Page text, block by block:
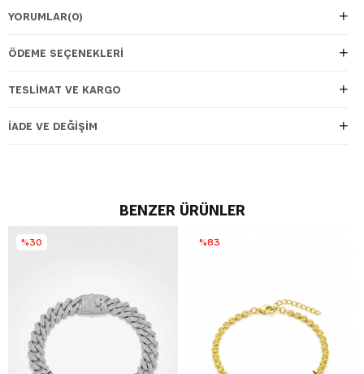
YORUMLAR(0)
ÖDEME SEÇENEKLERI
TESLIMAT VE KARGO
İADE VE DEĞIŞIM
BENZER ÜRÜNLER
%30 %83